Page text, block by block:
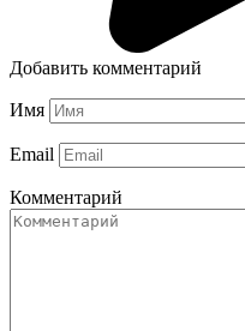
Добавить комментарий
Имя
Email
Комментарий